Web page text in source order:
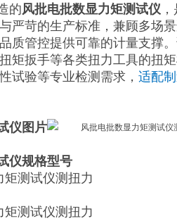
的风批电批数显力矩测试仪
严苛的生产标准，兼顾多场
质管控提供可靠的计量支撑
矩扳手等各类扭力工具的扭
试验等专业检测需求， 适配
仪图片
仪规格型号